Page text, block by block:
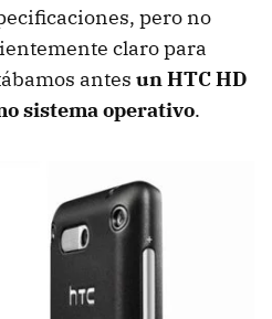
pero no
claro para
antes unHTCHD
sistema operativo.